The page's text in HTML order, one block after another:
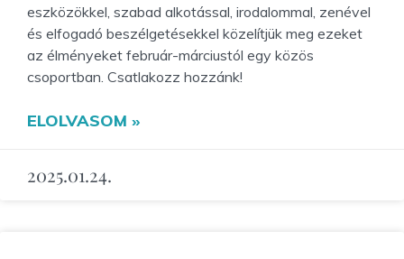
eszközökkel, szabad alkotással, irodalommal, zenével
és elfogadó beszélgetésekkel közelítjük meg ezeket
az élményeket február-márciustól egy közös
csoportban. Csatlakozz hozzánk!
ELOLVASOM »
2025.01.24.